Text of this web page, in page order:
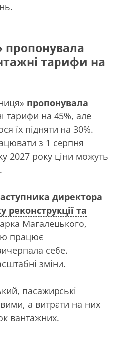
пропонувала
тарифи на
пропонувала
тарифи на 45%, але
їх підняти на 30%.
з 1 серпня
2027 року ціни можуть
директора
реконструкції та
Магалецького,
працює
себе.
зміни.
пасажирські
а витрати на них
вантажних.